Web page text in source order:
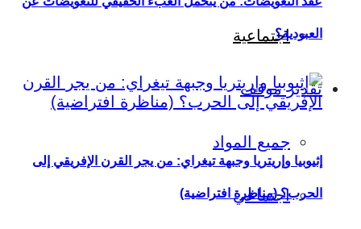
اجتماعية
تقدير موقف
جميع المواد
اجتماعي
العبودية؟
إثيوبيا وإريتريا وجبهة تيغراي: من يجر القرن الإفريقي إلى
الحرب؟ (مناظرة افتراضية)